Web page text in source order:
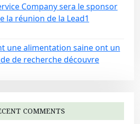
Company sera le sponsor
la réunion de la Lead1
une alimentation saine ont un
de recherche découvre
COMMENTS